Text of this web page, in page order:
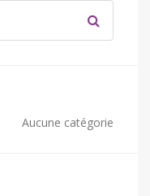
Aucune catégorie